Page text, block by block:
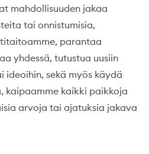
mahdollisuuden jakaa
tai onnistumisia,
parantaa
yhdessä, tutustua uusiin
ideoihin, sekä myös käydä
kaipaamme kaikki paikkoja
arvoja tai ajatuksia jakava